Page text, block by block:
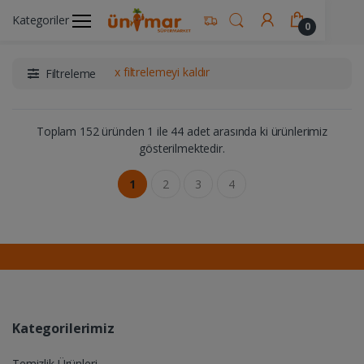
Kategoriler 0
Ünimar Anasayfa İçecekler Kahve Ürünleri
Filtreleme x filtrelemeyi kaldır
Toplam 152 üründen 1 ile 44 adet arasında ki ürünlerimiz
gösterilmektedir.
1 2 3 4
Kategorilerimiz